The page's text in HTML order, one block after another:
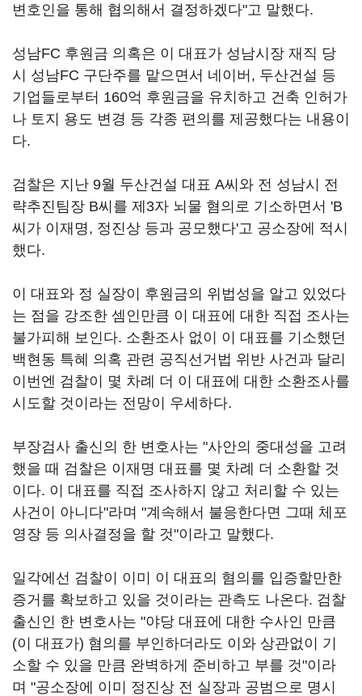
변호인을 통해 협의해서 결정하겠다"고 말했다.
성남FC 후원금 의혹은 이 대표가 성남시장 재직 당
시 성남FC 구단주를 맡으면서 네이버, 두산건설 등
기업들로부터 160억 후원금을 유치하고 건축 인허가
나 토지 용도 변경 등 각종 편의를 제공했다는 내용이
다.
검찰은 지난 9월 두산건설 대표 A씨와 전 성남시 전
략추진팀장 B씨를 제3자 뇌물 혐의로 기소하면서 'B
씨가 이재명, 정진상 등과 공모했다'고 공소장에 적시
했다.
이 대표와 정 실장이 후원금의 위법성을 알고 있었다
는 점을 강조한 셈인만큼 이 대표에 대한 직접 조사는
불가피해 보인다. 소환조사 없이 이 대표를 기소했던
백현동 특혜 의혹 관련 공직선거법 위반 사건과 달리
이번엔 검찰이 몇 차례 더 이 대표에 대한 소환조사를
시도할 것이라는 전망이 우세하다.
부장검사 출신의 한 변호사는 "사안의 중대성을 고려
했을 때 검찰은 이재명 대표를 몇 차례 더 소환할 것
이다. 이 대표를 직접 조사하지 않고 처리할 수 있는
사건이 아니다"라며 "계속해서 불응한다면 그때 체포
영장 등 의사결정을 할 것"이라고 말했다.
일각에선 검찰이 이미 이 대표의 혐의를 입증할만한
증거를 확보하고 있을 것이라는 관측도 나온다. 검찰
출신인 한 변호사는 "야당 대표에 대한 수사인 만큼
(이 대표가) 혐의를 부인하더라도 이와 상관없이 기
소할 수 있을 만큼 완벽하게 준비하고 부를 것"이라
며 "공소장에 이미 정진상 전 실장과 공범으로 명시